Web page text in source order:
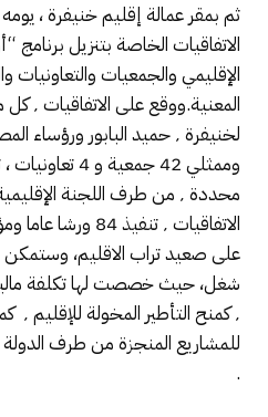
ثم بمقر عمالة إقليم خنيفرة ، يومه
الاتفاقيات الخاصة بتنزيل
الإقليمي والجمعيات والتعاونيات
وممثلي 42 جمعية
محددة ٬ من طرف اللجنة
٬
.